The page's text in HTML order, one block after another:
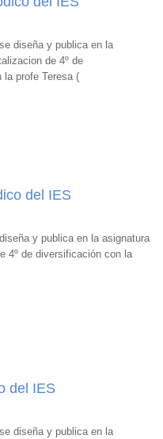
diseña y publica en la
de 4º de
profe Teresa (
del IES
y publica en la asignatura
4º de diversificación con la
del IES
diseña y publica en la